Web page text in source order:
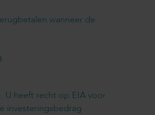
wanneer de
U heeft recht op EIA voor
investeringsbedrag